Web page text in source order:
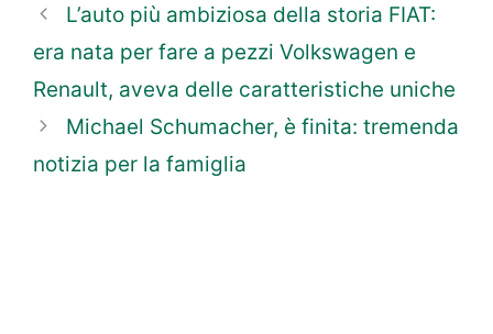
L’auto più ambiziosa della storia FIAT:
era nata per fare a pezzi Volkswagen e
Renault, aveva delle caratteristiche uniche
Michael Schumacher, è finita: tremenda
notizia per la famiglia